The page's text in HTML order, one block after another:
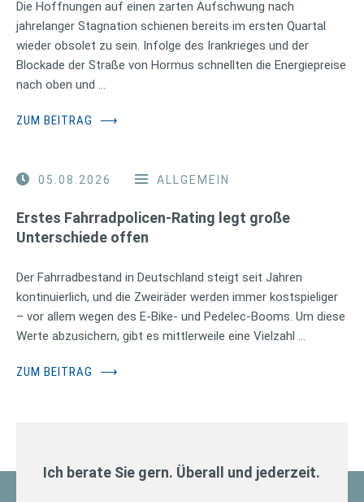
Die Hoffnungen auf einen zarten Aufschwung nach
jahrelanger Stagnation schienen bereits im ersten Quartal
wieder obsolet zu sein. Infolge des Irankrieges und der
Blockade der Straße von Hormus schnellten die Energiepreise
nach oben und …
ZUM BEITRAG ⟶
05.08.2026 ALLGEMEIN
Erstes Fahrradpolicen-Rating legt große
Unterschiede offen
Der Fahrradbestand in Deutschland steigt seit Jahren
kontinuierlich, und die Zweiräder werden immer kostspieliger
– vor allem wegen des E-Bike- und Pedelec-Booms. Um diese
Werte abzusichern, gibt es mittlerweile eine Vielzahl …
ZUM BEITRAG ⟶
Ich berate Sie gern. Überall und jederzeit.